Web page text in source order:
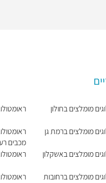
מומלצים בחולון
מומלצים ברמת גן
מומלצים באשקלון
מומלצים ברחובות
מכבים